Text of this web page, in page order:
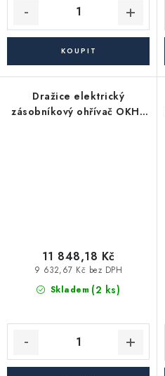
Dražice elektrický
zásobníkový ohřívač OKHE
Skladem (2 ks)
9 632,67 Kč bez DPH
11 848,18 Kč